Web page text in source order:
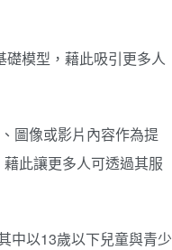
礎模型，藉此吸引更多人
圖像或影片內容作為提
此讓更多人可透過其服
中以13歲以下兒童與青少